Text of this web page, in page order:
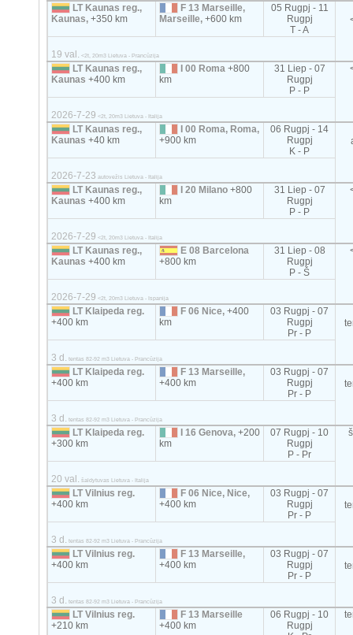
LT Kaunas reg.,
Kaunas,+350 km
F 13 Marseille,
Marseille,+600 km
05 Rugpj - 11
Rugpj
T - A
19 val. <2t, 20m3 Lietuva - Prancūzija
LT Kaunas reg.,
Kaunas+400 km
I 00 Roma+800
km
31 Liep - 07
Rugpj
P - P
2026-7-29 <2t, 20m3 Lietuva - Italija
LT Kaunas reg.,
Kaunas+40 km
I 00 Roma, Roma,
+900 km
06 Rugpj - 14
Rugpj
K - P
2026-7-23 autovežis Lietuva - Italija
LT Kaunas reg.,
Kaunas+400 km
I 20 Milano+800
km
31 Liep - 07
Rugpj
P - P
2026-7-29 <2t, 20m3 Lietuva - Italija
LT Kaunas reg.,
Kaunas+400 km
E 08 Barcelona
+800 km
31 Liep - 08
Rugpj
P - Š
2026-7-29 <2t, 20m3 Lietuva - Ispanija
LT Klaipeda reg.
+400 km
F 06 Nice,+400
km
03 Rugpj - 07
Rugpj
Pr - P
3 d. tentas 82-92 m3 Lietuva - Prancūzija
LT Klaipeda reg.
+400 km
F 13 Marseille,
+400 km
03 Rugpj - 07
Rugpj
Pr - P
3 d. tentas 82-92 m3 Lietuva - Prancūzija
LT Klaipeda reg.
+300 km
I 16 Genova,+200
km
07 Rugpj - 10
Rugpj
P - Pr
20 val. šaldytuvas Lietuva - Italija
LT Vilnius reg.
+400 km
F 06 Nice, Nice,
+400 km
03 Rugpj - 07
Rugpj
Pr - P
3 d. tentas 82-92 m3 Lietuva - Prancūzija
LT Vilnius reg.
+400 km
F 13 Marseille,
+400 km
03 Rugpj - 07
Rugpj
Pr - P
3 d. tentas 82-92 m3 Lietuva - Prancūzija
LT Vilnius reg.
+210 km
F 13 Marseille
+400 km
06 Rugpj - 10
Rugpj